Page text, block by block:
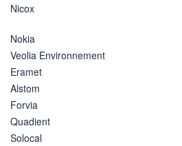
Nicox
Nokia
Veolia Environnement
Eramet
Alstom
Forvia
Quadient
Solocal